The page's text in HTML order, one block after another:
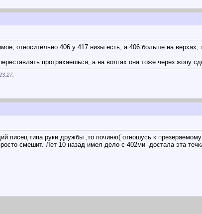
относительно 406 у 417 низы есть, а 406 больше на
протрахаешься, а на волгах она тоже через жопу
.
писец типа руки дружбы ,то починю( отношусь к
смешит. Лет 10 назад имел дело с 402ми -достала эта